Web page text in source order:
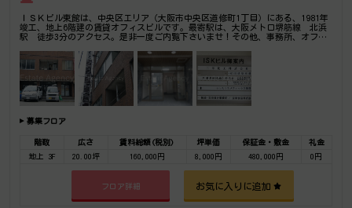
ＩＳＫビル東館は、中央区エリア（大阪市中央区道修町1丁目）にある、1981年
竣工、地上6階建の賃貸オフィスビルです。最寄駅は、大阪メトロ堺筋線 北浜
駅 徒歩3分のアクセス。是非一度ご内覧下さいませ！その他、事務所、オフィ
募集フロア
階数 広さ 賃料総額(税別) 坪単価 保証金・敷金
礼金
地上 3F
20.00坪 160,000円 8,000円 480,000円 0円
フロア詳細 お気に入りに追加